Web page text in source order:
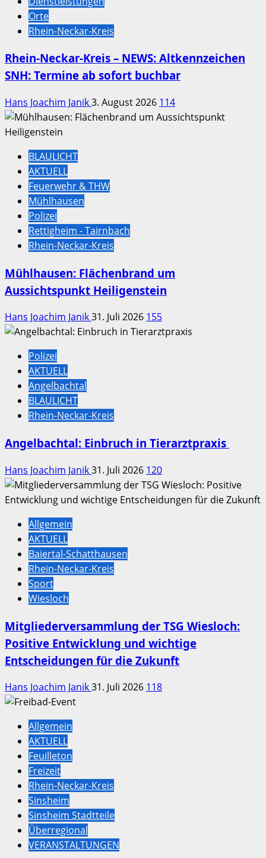
Orte
Rhein-Neckar-Kreis
Rhein-Neckar-Kreis – NEWS: Altkennzeichen
SNH: Termine ab sofort buchbar
Hans Joachim Janik3. August 2026 114
BLAULICHT
AKTUELL
Feuerwehr & THW
Mühlhausen
Polizei
Rettigheim - Tairnbach
Rhein-Neckar-Kreis
Mühlhausen: Flächenbrand um
Aussichtspunkt Heiligenstein
Hans Joachim Janik31. Juli 2026 155
Polizei
AKTUELL
Angelbachtal
BLAULICHT
Rhein-Neckar-Kreis
Angelbachtal: Einbruch in Tierarztpraxis
Hans Joachim Janik31. Juli 2026 120
Allgemein
AKTUELL
Baiertal-Schatthausen
Rhein-Neckar-Kreis
Sport
Wiesloch
Mitgliederversammlung der TSG Wiesloch:
Positive Entwicklung und wichtige
Entscheidungen für die Zukunft
Hans Joachim Janik31. Juli 2026 118
Allgemein
AKTUELL
Feuilleton
Freizeit
Rhein-Neckar-Kreis
Sinsheim
Sinsheim Stadtteile
Überregional
VERANSTALTUNGEN